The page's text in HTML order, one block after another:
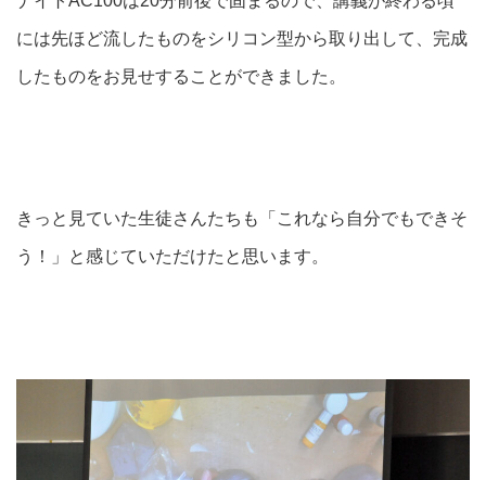
には先ほど流したものをシリコン型から取り出して、完成
したものをお見せすることができました。
きっと見ていた生徒さんたちも「これなら自分でもできそ
う！」と感じていただけたと思います。